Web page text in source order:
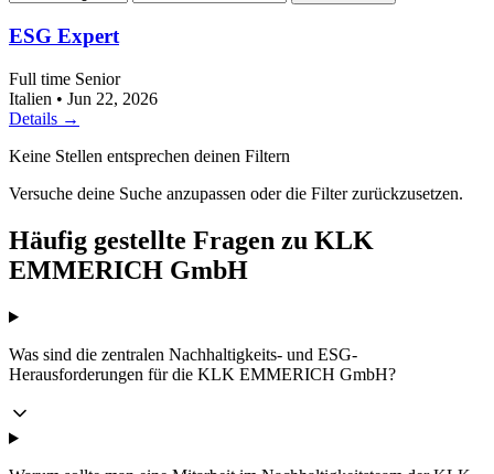
ESG Expert
Full time Senior
Italien • Jun 22, 2026
Details →
Keine Stellen entsprechen deinen Filtern
Versuche deine Suche anzupassen oder die Filter zurückzusetzen.
Häufig gestellte Fragen zu KLK
EMMERICH GmbH
Was sind die zentralen Nachhaltigkeits- und ESG-
Herausforderungen für die KLK EMMERICH GmbH?